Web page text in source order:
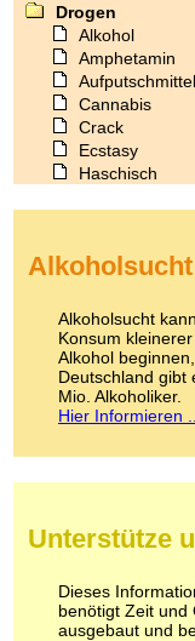
Drogen
Alkohol
Amphetamin
Aufputschmittel
Cannabis
Crack
Ecstasy
Haschisch
Kokain
LSD
Marihuana
Medikamente
Meskalin
Metamphetamin
Methadon
Pilze
Schlafmittel
Schmerzmittel
Alkoholsucht
Alkoholsucht
Konsum
Alkohol
Deutschland gibt
Mio. Alkoholiker.
Hier Informieren ...
Unterstütze
Dieses
benötigt Zeit und
ausgebaut und